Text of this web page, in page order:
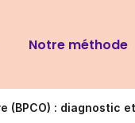
Notre méthode
(BPCO) : diagnostic